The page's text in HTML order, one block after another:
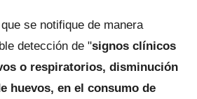
se notifique de manera
detección de "signos clínicos
o respiratorios, disminución
huevos, en el consumo de